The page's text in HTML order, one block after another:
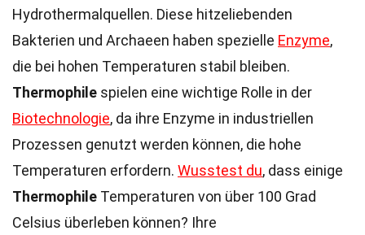
Hydrothermalquellen. Diese hitzeliebenden
Bakterien und Archaeen haben spezielle Enzyme,
die bei hohen Temperaturen stabil bleiben.
Thermophile spielen eine wichtige Rolle in der
Biotechnologie, da ihre Enzyme in industriellen
Prozessen genutzt werden können, die hohe
Temperaturen erfordern. Wusstest du, dass einige
Thermophile Temperaturen von über 100 Grad
Celsius überleben können? Ihre